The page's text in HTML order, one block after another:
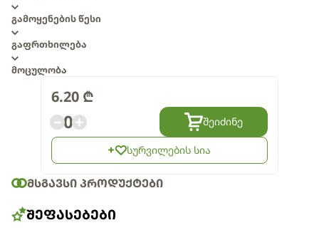
გამოყენების წესი
გაფრთხილება
მოცულობა
6.20 ₾
0 შეიძინე
სურვილების სია
ᲛᲡᲒᲐᲕᲡᲘ ᲞᲠᲝᲓᲣᲥᲢᲔᲑᲘ
ᲨᲔᲤᲐᲡᲔᲑᲔᲑᲘ